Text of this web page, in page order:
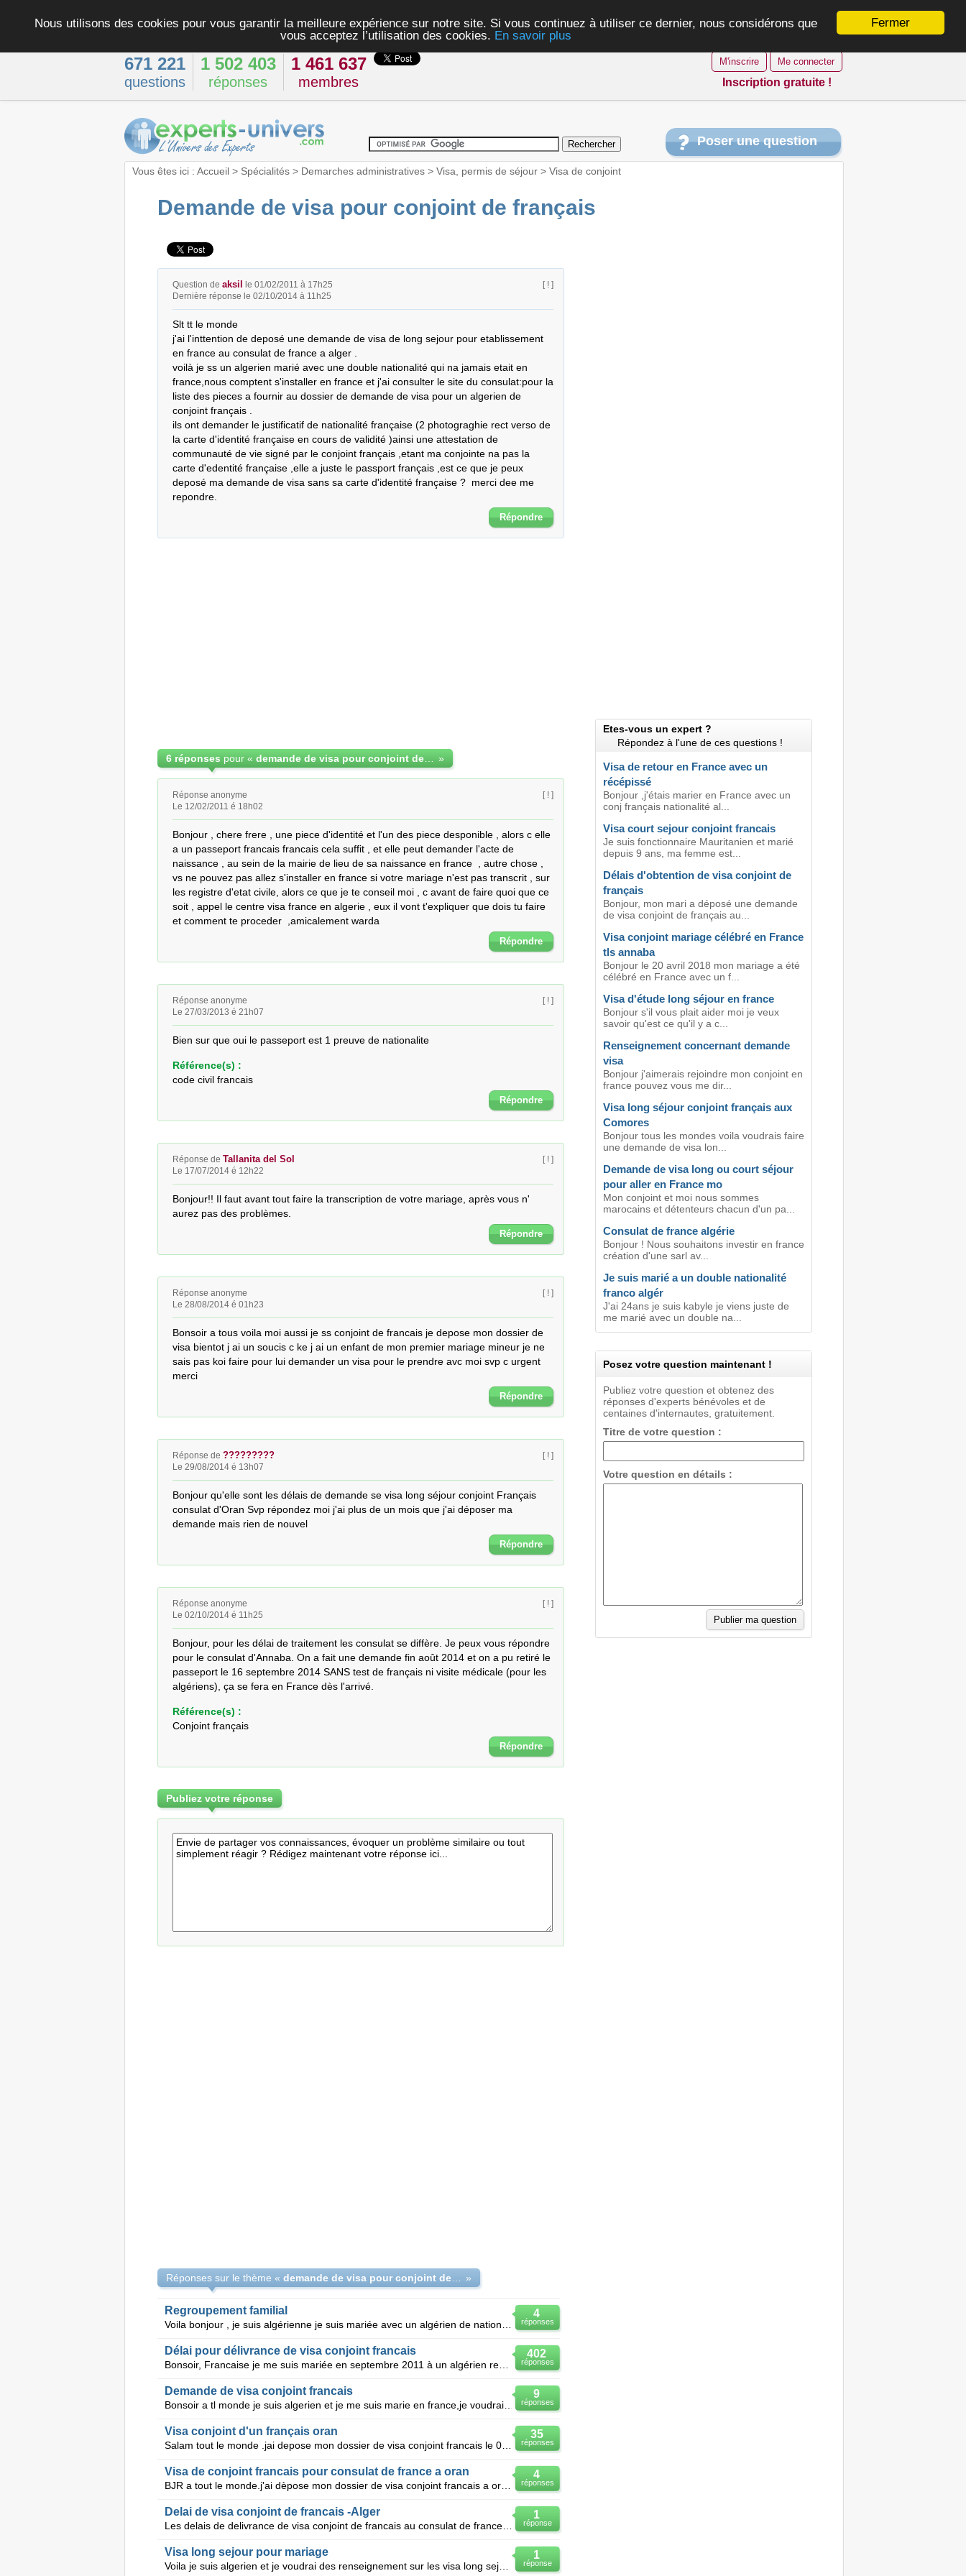
Fermer
Nous utilisons des cookies pour vous garantir la meilleure expérience sur notre site. Si vous continuez à utiliser ce dernier, nous considérons que
vous acceptez l’utilisation des cookies. En savoir plus
671 221
questions
1 502 403
réponses
1 461 637
membres
M'inscrire Me connecter
Inscription gratuite !
Poser une question
Vous êtes ici : Accueil> Spécialités> Demarches administratives> Visa, permis de séjour> Visa de conjoint
Demande de visa pour conjoint de français
Question de aksil
le 01/02/2011 à 17h25
Dernière réponse le 02/10/2014 à 11h25
[ ! ]
Slt tt le monde
j'ai l'inttention de deposé une demande de visa de long sejour pour etablissement
en france au consulat de france a alger .
voilà je ss un algerien marié avec une double nationalité qui na jamais etait en
france,nous comptent s'installer en france et j'ai consulter le site du consulat:pour la
liste des pieces a fournir au dossier de demande de visa pour un algerien de
conjoint français .
ils ont demander le justificatif de nationalité française (2 photograghie rect verso de
la carte d'identité française en cours de validité )ainsi une attestation de
communauté de vie signé par le conjoint français ,etant ma conjointe na pas la
carte d'edentité française ,elle a juste le passport français ,est ce que je peux
deposé ma demande de visa sans sa carte d'identité française ?  merci dee me
repondre.
Répondre
6 réponses pour « demande de visa pour conjoint de français »
Réponse anonyme
Le 12/02/2011 é 18h02
[ ! ]
Bonjour , chere frere , une piece d'identité et l'un des piece desponible , alors c elle
a un passeport francais francais cela suffit , et elle peut demander l'acte de
naissance , au sein de la mairie de lieu de sa naissance en france  , autre chose ,
vs ne pouvez pas allez s'installer en france si votre mariage n'est pas transcrit , sur
les registre d'etat civile, alors ce que je te conseil moi , c avant de faire quoi que ce
soit , appel le centre visa france en algerie , eux il vont t'expliquer que dois tu faire
et comment te proceder  ,amicalement warda
Répondre
Réponse anonyme
Le 27/03/2013 é 21h07
[ ! ]
Bien sur que oui le passeport est 1 preuve de nationalite
Référence(s) :
code civil francais
Répondre
Réponse de Tallanita del Sol
Le 17/07/2014 é 12h22
[ ! ]
Bonjour!! Il faut avant tout faire la transcription de votre mariage, après vous n'
aurez pas des problèmes.
Répondre
Réponse anonyme
Le 28/08/2014 é 01h23
[ ! ]
Bonsoir a tous voila moi aussi je ss conjoint de francais je depose mon dossier de
visa bientot j ai un soucis c ke j ai un enfant de mon premier mariage mineur je ne
sais pas koi faire pour lui demander un visa pour le prendre avc moi svp c urgent
merci
Répondre
Réponse de ?????????
Le 29/08/2014 é 13h07
[ ! ]
Bonjour qu'elle sont les délais de demande se visa long séjour conjoint Français
consulat d'Oran Svp répondez moi j'ai plus de un mois que j'ai déposer ma
demande mais rien de nouvel
Répondre
Réponse anonyme
Le 02/10/2014 é 11h25
[ ! ]
Bonjour, pour les délai de traitement les consulat se diffère. Je peux vous répondre
pour le consulat d'Annaba. On a fait une demande fin août 2014 et on a pu retiré le
passeport le 16 septembre 2014 SANS test de français ni visite médicale (pour les
algériens), ça se fera en France dès l'arrivé.
Référence(s) :
Conjoint français
Répondre
Publiez votre réponse
Réponses sur le thème « demande de visa pour conjoint de français »
4
réponses
Regroupement familial
402
réponses
Délai pour délivrance de visa conjoint francais
Bonsoir, Francaise je me suis mariée en septembre 2011 à un algérien rentré sans visa en france. I
9
réponses
Demande de visa conjoint francais
Bonsoir a tl monde je suis algerien et je me suis marie en france,je voudrais rentrer en algerie pou
35
réponses
Visa conjoint d'un français oran
Salam tout le monde .jai depose mon dossier de visa conjoint francais le 04/03/2012 sachant que mon
4
réponses
Visa de conjoint francais pour consulat de france a oran
BJR a tout le monde.j'ai dèpose mon dossier de visa conjoint francais a oran le 01.08.2011.j'ai rien
1
réponse
Delai de visa conjoint de francais -Alger
Les delais de delivrance de visa conjoint de francais au consulat de france a alger ? avec un (Dos
1
réponse
Visa long sejour pour mariage
Voila je suis algerien et je voudrai des renseignement sur les visa long sejour pour me marie en fra
Etes-vous un expert ?
Répondez à l'une de ces questions !
Visa de retour en France avec un
récépissé
Bonjour ,j'étais marier en France avec un
conj français nationalité al...
Visa court sejour conjoint francais
Je suis fonctionnaire Mauritanien et marié
depuis 9 ans, ma femme est...
Délais d'obtention de visa conjoint de
français
Bonjour, mon mari a déposé une demande
de visa conjoint de français au...
Visa conjoint mariage célébré en France
tls annaba
Bonjour le 20 avril 2018 mon mariage a été
célébré en France avec un f...
Visa d'étude long séjour en france
Bonjour s'il vous plait aider moi je veux
savoir qu'est ce qu'il y a c...
Renseignement concernant demande
visa
Bonjour j'aimerais rejoindre mon conjoint en
france pouvez vous me dir...
Visa long séjour conjoint français aux
Comores
Bonjour tous les mondes voila voudrais faire
une demande de visa lon...
Demande de visa long ou court séjour
pour aller en France mo
Mon conjoint et moi nous sommes
marocains et détenteurs chacun d'un pa...
Consulat de france algérie
Bonjour ! Nous souhaitons investir en france
création d'une sarl av...
Je suis marié a un double nationalité
franco algér
J'ai 24ans je suis kabyle je viens juste de
me marié avec un double na...
Posez votre question maintenant !
Publiez votre question et obtenez des
réponses d'experts bénévoles et de
centaines d'internautes, gratuitement.
Titre de votre question :
Votre question en détails :